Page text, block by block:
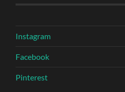
Instagram
Facebook
Pinterest